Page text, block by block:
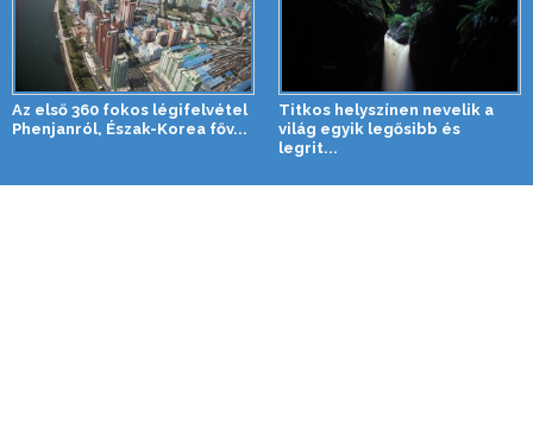
Az első 360 fokos légifelvétel
Phenjanról, Észak-Korea főv...
Titkos helyszínen nevelik a
világ egyik legősibb és
legrit...